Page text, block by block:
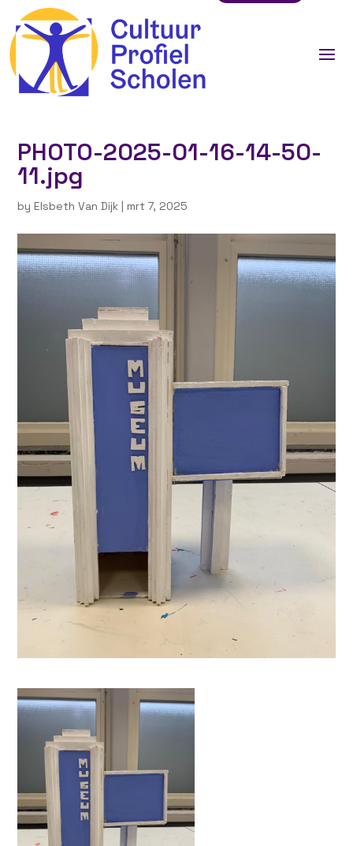
PHOTO-2025-01-16-14-50-
11.jpg
by Elsbeth Van Dijk | mrt 7, 2025